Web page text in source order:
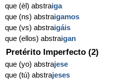
que (él) abstraiga
que (ns) abstraigamos
que (vs) abstraigáis
que (ellos) abstraigan
Pretérito Imperfecto (2)
que (yo) abstrajese
que (tú) abstrajeses